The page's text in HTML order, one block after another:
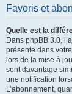
Favoris et
Quelle est la
Dans phpBB 3.0,
présente dans
lors de la mise à
sont davantage
une notification
L’abonnement,